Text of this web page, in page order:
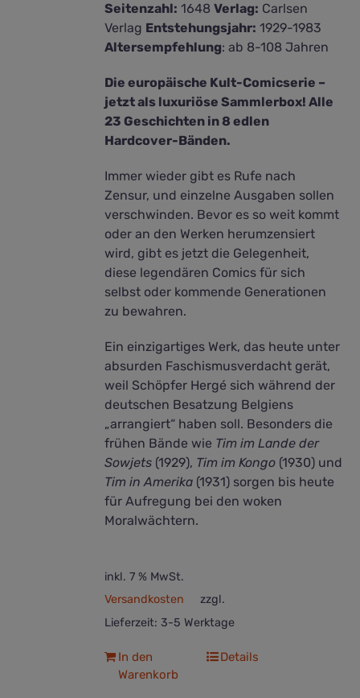
Seitenzahl: 1648Verlag: Carlsen
Verlag Entstehungsjahr: 1929-1983
Altersempfehlung: ab 8-108 Jahren
Die europäische Kult-Comicserie –
jetzt als luxuriöse Sammlerbox! Alle
23 Geschichten in 8 edlen
Hardcover-Bänden.
Immer wieder gibt es Rufe nach
Zensur, und einzelne Ausgaben sollen
verschwinden. Bevor es so weit kommt
oder an den Werken herumzensiert
wird, gibt es jetzt die Gelegenheit,
diese legendären Comics für sich
selbst oder kommende Generationen
zu bewahren.
Ein einzigartiges Werk, das heute unter
absurden Faschismusverdacht gerät,
weil Schöpfer Hergé sich während der
deutschen Besatzung Belgiens
„arrangiert“ haben soll. Besonders die
frühen Bände wie Tim im Lande der
Sowjets (1929), Tim im Kongo (1930) und
Tim in Amerika (1931) sorgen bis heute
für Aufregung bei den woken
Moralwächtern.
inkl. 7 % MwSt.
zzgl.
Versandkosten
Lieferzeit: 3-5 Werktage
In den
Warenkorb
Details